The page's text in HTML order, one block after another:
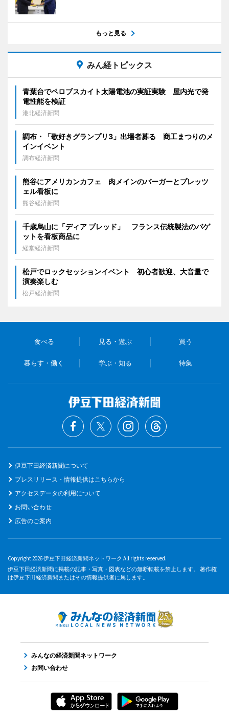
もっと見る
みん経トピックス
青葉台でペロブスカイト太陽電池の実証実験 屋内光で発
電性能を検証
港北経済新聞
調布・「歌好きグランプリ3」出場者募る 商工まつりのメ
インイベント
調布経済新聞
熊谷にアメリカンカフェ 肉メインのバーガーとプレッツ
ェル看板に
熊谷経済新聞
千歳烏山に「ディア ブレッド」 フランス伝統製法のバゲ
ットを看板商品に
経堂経済新聞
松戸でロックセッションイベント 初心者歓迎、大音量で
演奏楽しむ
松戸経済新聞
食べる 見る・遊ぶ 買う
暮らす・働く 学ぶ・知る 特集
伊豆下田経済新聞について
プレスリリース・情報提供はこちらから
アクセスデータの利用について
お問い合わせ
広告のご案内
Copyright 2026 伊豆下田経済新聞ネットワーク All rights reserved.
伊豆下田経済新聞に掲載の記事・写真・図表などの無断転載を禁止します。 著作権
は伊豆下田経済新聞またはその情報提供者に属します。
みんなの経済新聞ネットワーク
お問い合わせ